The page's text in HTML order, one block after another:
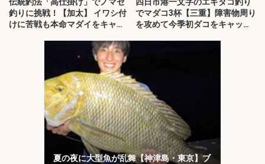
伝統釣法「高仕掛け」でノマセ
釣りに挑戦！【加太】 イワシ付
けに苦戦も本命マダイをキャッ
四日市港一文字のエギタコ釣り
でマダコ3杯【三重】障害物周り
を攻めて今季初ダコをキャッ
夏の夜に大型魚が乱舞【神津島・東京】ブ